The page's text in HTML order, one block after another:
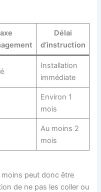
Délai
d’instruction
Installation
immédiate
Environ 1
mois
Au moins 2
mois
peut donc être
de ne pas les coller ou